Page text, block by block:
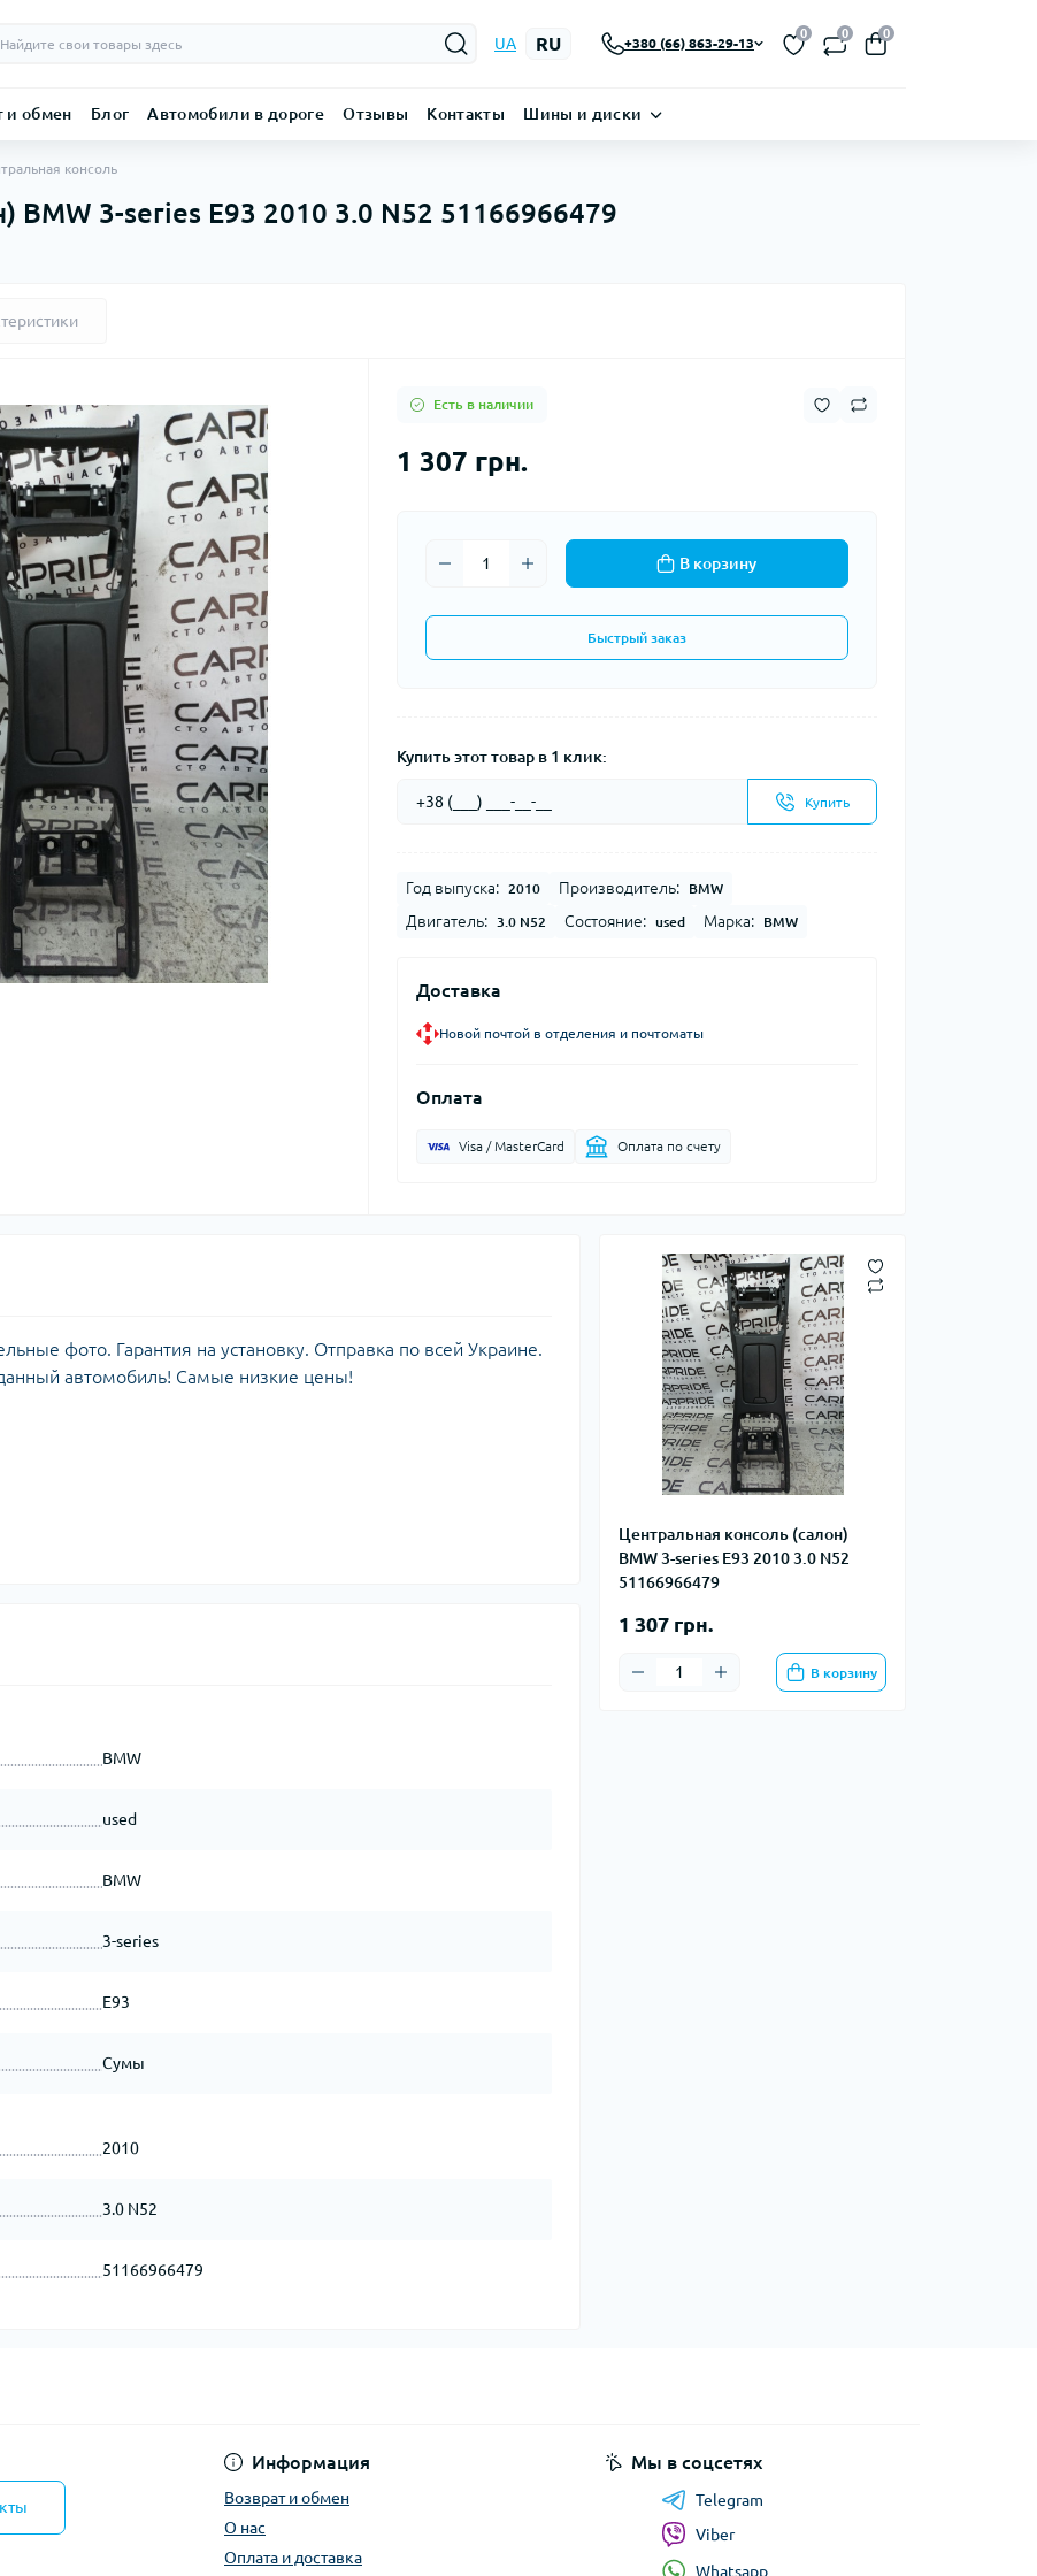
UA RU +380 (66) 863-29-13
0 0 0
и обмен Блог Автомобили в дороге Отзывы Контакты Шины и диски
консоль
BMW 3-series E93 2010 3.0 N52 51166966479
Есть в наличии
1 307 грн.
В корзину
Быстрый заказ
Купить этот товар в 1 клик:
Купить
Год выпуска: 2010 Производитель: BMW
Двигатель: 3.0 N52 Состояние: used Марка: BMW
Доставка
Новой почтой в отделения и почтоматы
Оплата
Visa / MasterCard Оплата по счету
Центральная консоль (салон)
BMW 3-series E93 2010 3.0 N52
51166966479
1 307 грн.
В корзину
фото. Гарантия на установку. Отправка по всей Украине.
автомобиль! Самые низкие цены!
BMW
used
BMW
3-series
E93
Сумы
2010
3.0 N52
51166966479
Информация
Возврат и обмен
О нас
Оплата и доставка
Мы в соцсетях
Telegram
Viber
Whatsapp